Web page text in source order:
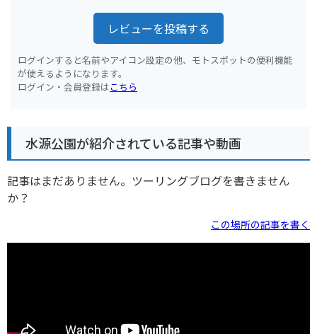
レビューを投稿する
ログインすると名前やアイコン設定の他、モトスポットの便利機能
が使えるようになります。
ログイン・会員登録はこちら
水源公園が紹介されている記事や動画
記事はまだありません。ツーリングブログを書きません
か？
この場所の記事を書く